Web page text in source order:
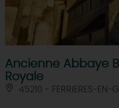
Ancienne Abbaye
Royale
45210 - FERRIERES-EN-